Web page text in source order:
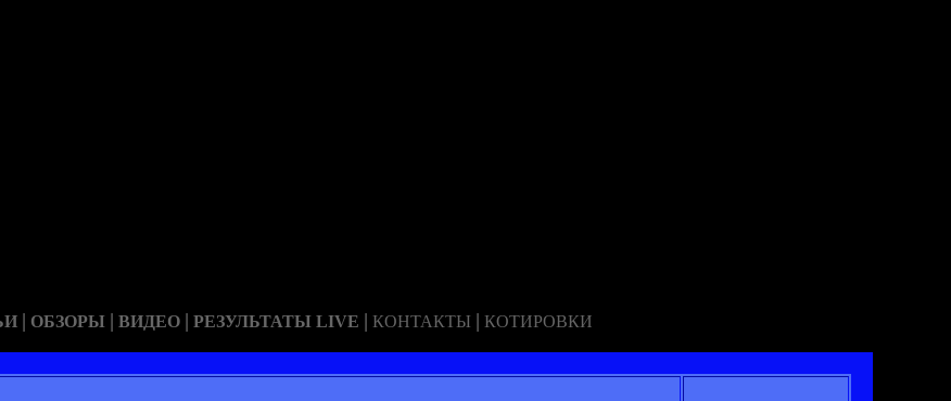
| ОБЗОРЫ | ВИДЕО | РЕЗУЛЬТАТЫ LIVE | КОНТАКТЫ | КОТИРОВКИ